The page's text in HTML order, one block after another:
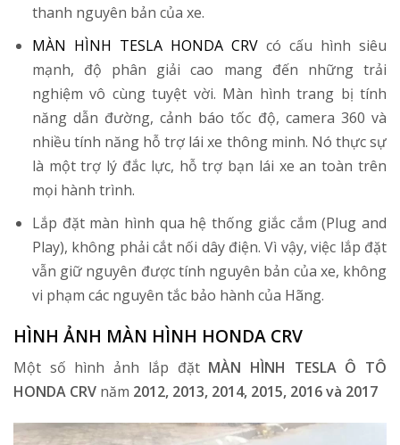
thanh nguyên bản của xe.
MÀN HÌNH TESLA HONDA CRVcó cấu hình siêu
mạnh, độ phân giải cao mang đến những trải
nghiệm vô cùng tuyệt vời. Màn hình trang bị tính
năng dẫn đường, cảnh báo tốc độ, camera 360 và
nhiều tính năng hỗ trợ lái xe thông minh. Nó thực sự
là một trợ lý đắc lực, hỗ trợ bạn lái xe an toàn trên
mọi hành trình.
Lắp đặt màn hình qua hệ thống giắc cắm (Plug and
Play), không phải cắt nối dây điện. Vì vậy, việc lắp đặt
vẫn giữ nguyên được tính nguyên bản của xe, không
vi phạm các nguyên tắc bảo hành của Hãng.
HÌNH ẢNH MÀN HÌNH HONDA CRV
Một số hình ảnh lắp đặt MÀN HÌNH TESLA Ô TÔ
HONDA CRV năm 2012, 2013, 2014, 2015, 2016 và 2017